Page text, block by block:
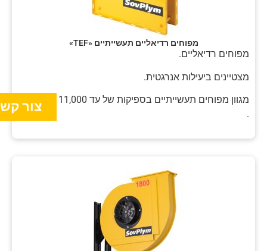
מפוחים רדיאליים תעשייתיים «TEF»
מפוחים רדיאליים.
מצטיינים ביעילות אנרגטית.
מגוון מפוחים תעשייתיים בספיקות של עד 11,000 מק"ש.
.
צור